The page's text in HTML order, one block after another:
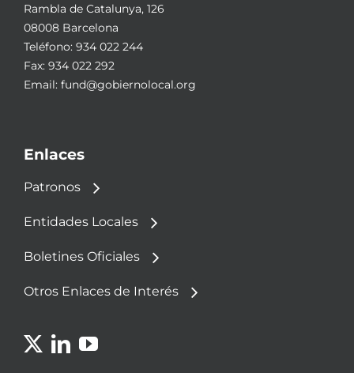
Rambla de Catalunya, 126
08008 Barcelona
Teléfono: 934 022 244
Fax: 934 022 292
Email: fund@gobiernolocal.org
Enlaces
Patronos
Entidades Locales
Boletines Oficiales
Otros Enlaces de Interés